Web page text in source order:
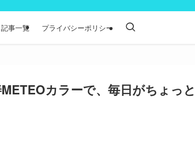
記事一覧 プライバシーポリシー
カラーで、毎日がちょっと